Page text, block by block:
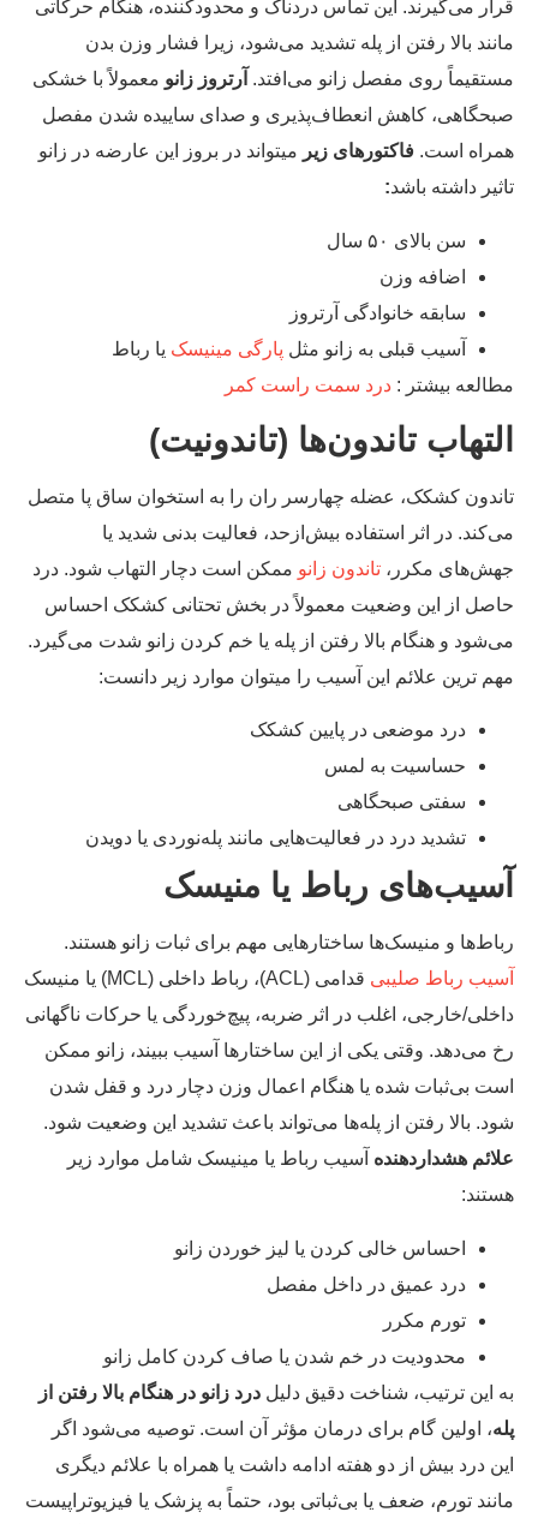
می‌گیرند. این تماس دردناک و محدودکننده، هنگام حرکاتی
بالا رفتن از پله تشدید می‌شود، زیرا فشار وزن بدن
روی مفصل زانو می‌افتد. آرتروز زانو معمولاً با خشکی
کاهش انعطاف‌پذیری و صدای ساییده شدن مفصل
است.فاکتورهای زیرمیتواند در بروز این عارضه در زانو
داشته باشد :
سن بالای ۵۰ سال
اضافه وزن
سابقه خانوادگی آرتروز
آسیب قبلی به زانو مثل پارگی مینیسکیا رباط
بیشتر :درد سمت راست کمر
تاندون‌ها (تاندونیت)
کشکک، عضله چهارسر ران را به استخوان ساق پا متصل
در اثر استفاده بیش‌از‌حد، فعالیت بدنی شدید یا
مکرر،تاندون زانوممکن است دچار التهاب شود. درد
از این وضعیت معمولاً در بخش تحتانی کشکک احساس
و هنگام بالا رفتن از پله یا خم کردن زانو شدت می‌گیرد.
ترین علائم این آسیب را میتوان موارد زیر دانست:
درد موضعی در پایین کشکک
حساسیت به لمس
سفتی صبحگاهی
تشدید درد در فعالیت‌هایی مانند پله‌نوردی یا دویدن
رباط یا منیسک
و منیسک‌ها ساختارهایی مهم برای ثبات زانو هستند.
رباط صلیبی
قدامی (ACL)، رباط داخلی (MCL) یا منیسک
خارجی، اغلب در اثر ضربه، پیچ‌خوردگی یا حرکات ناگهانی
می‌دهد. وقتی یکی از این ساختارها آسیب ببیند، زانو ممکن
بی‌ثبات شده یا هنگام اعمال وزن دچار درد و قفل شدن
بالا رفتن از پله‌ها می‌تواند باعث تشدید این وضعیت شود.
هشداردهندهآسیب رباط یا مینیسک شامل موارد زیر
احساس خالی کردن یا لیز خوردن زانو
درد عمیق در داخل مفصل
تورم مکرر
محدودیت در خم شدن یا صاف کردن کامل زانو
این ترتیب، شناخت دقیق دلیلدرد زانو در هنگام بالا رفتن از
، اولین گام برای درمان مؤثر آن است. توصیه می‌شود اگر
درد بیش از دو هفته ادامه داشت یا همراه با علائم دیگری
تورم، ضعف یا بی‌ثباتی بود، حتماً به پزشک یا فیزیوتراپیست